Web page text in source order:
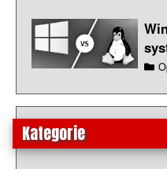
Kategorie